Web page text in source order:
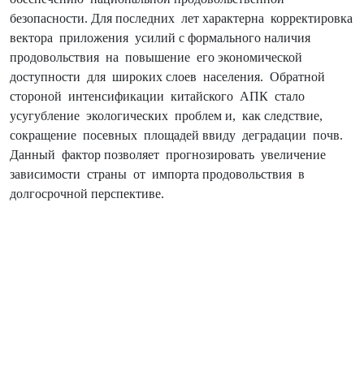
безопасности. Для последних лет характерна корректировка
вектора приложения усилий с формального наличия
продовольствия на повышение его экономической
доступности для широких слоев населения. Обратной
стороной интенсификации китайского АПК стало
усугубление экологических проблем и, как следствие,
сокра­щение посевных площадей ввиду деградации почв.
Данный фактор позволяет прогнозировать уве­личение
зависимости страны от импорта продовольствия в
долгосрочной перспективе.